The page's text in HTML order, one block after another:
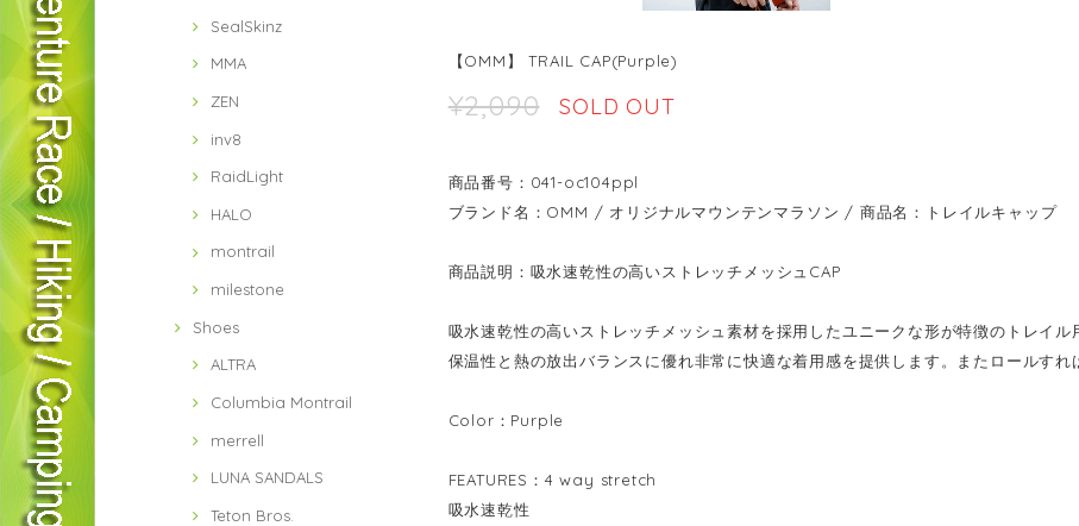
SealSkinz
MMA
ZEN
inv8
RaidLight
HALO
montrail
milestone
Shoes
ALTRA
Columbia Montrail
merrell
LUNA SANDALS
Teton Bros.
【OMM】 TRAIL CAP(Purple)
¥2,090 SOLD OUT
商品番号：041-oc104ppl
ブランド名：OMM / オリジナルマウンテンマラソン / 商品名：トレイルキャップ
商品説明：吸水速乾性の高いストレッチメッシュCAP
吸水速乾性の高いストレッチメッシュ素材を採用したユニークな形が特徴のトレイ
保温性と熱の放出バランスに優れ非常に快適な着用感を提供します。またロールすれ
Color：Purple
FEATURES：4 way stretch
吸水速乾性